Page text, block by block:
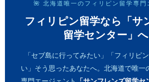
🌺 北海道唯一のフィリピン留学専門
フィリピン留学なら「サ
留学センター」へ
「セブ島に行ってみたい」「フィリピ
い」そう思ったあなたへ。北海道で唯一